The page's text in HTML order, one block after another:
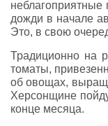
дожди в начале
Это, в свою
Традиционно на
томаты,
об овощах,
Херсонщине
конце месяца.